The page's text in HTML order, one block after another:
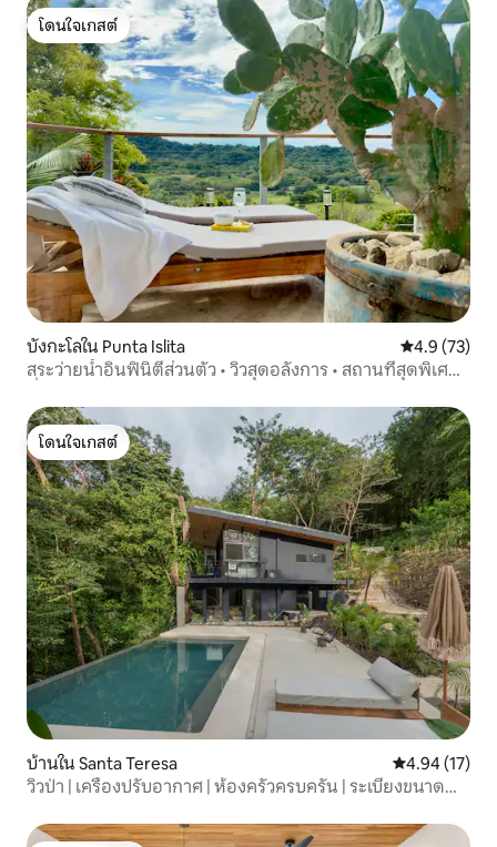
โดนใจเกสต์
โดนใจเกสต์
บังกะโลใน Punta Islita คะแนนเฉลี่ย
4.9 (73)
สระว่ายน้ำอินฟินิตี้ส่วนตัว • วิวสุดอลังการ • สถานที่สุดพิเศษ
โดนใจเกสต์
โดนใจเกสต์
บ้านใน Santa Teresa คะแนนเฉลี่ย
4.94 (17)
วิวป่า | เครื่องปรับอากาศ | ห้องครัวครบครัน | ระเบียงขนาด